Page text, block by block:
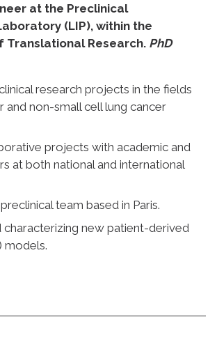
at the Preclinical
(LIP), within the
Translational Research. PhD
research projects in the fields
and non-small cell lung cancer
projects with academic and
at both national and international
team based in Paris.
characterizing new patient-derived
models.